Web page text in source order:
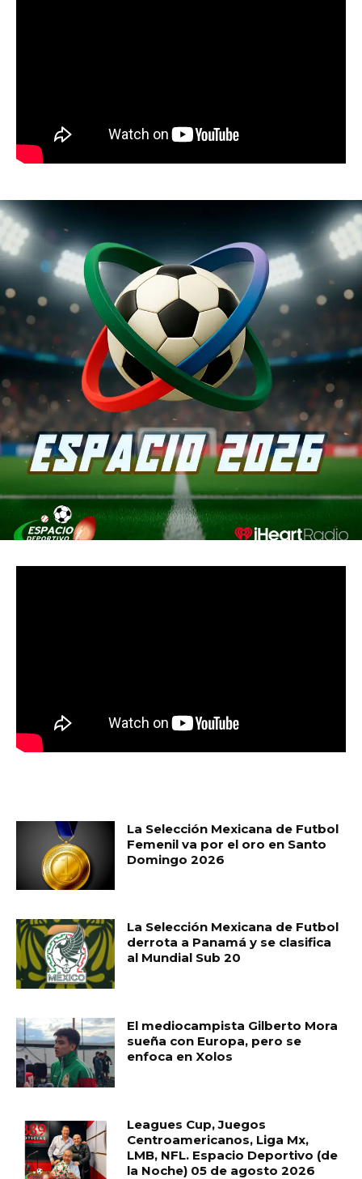
La Selección Mexicana de Futbol
Femenil va por el oro en Santo
Domingo 2026
La Selección Mexicana de Futbol
derrota a Panamá y se clasifica
al Mundial Sub 20
El mediocampista Gilberto Mora
sueña con Europa, pero se
enfoca en Xolos
Leagues Cup, Juegos
Centroamericanos, Liga Mx,
LMB, NFL. Espacio Deportivo (de
la Noche) 05 de agosto 2026